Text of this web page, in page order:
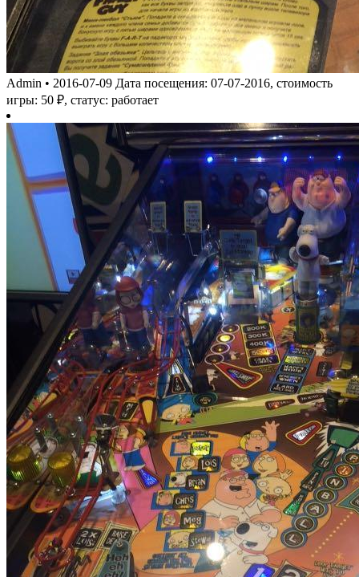
Admin • 2016-07-09 Дата посещения: 07-07-2016, стоимость
игры: 50 ₽, статус: работает